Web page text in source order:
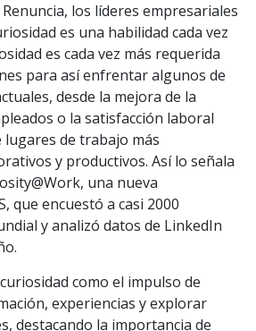
los líderes empresariales
es una habilidad cada vez
es cada vez más requerida
para así enfrentar algunos de
desde la mejora de la
o la satisfacción laboral
lugares de trabajo más
y productivos. Así lo señala
una nueva
que encuestó a casi 2000
y analizó datos de LinkedIn
como el impulso de
experiencias y explorar
destacando la importancia de